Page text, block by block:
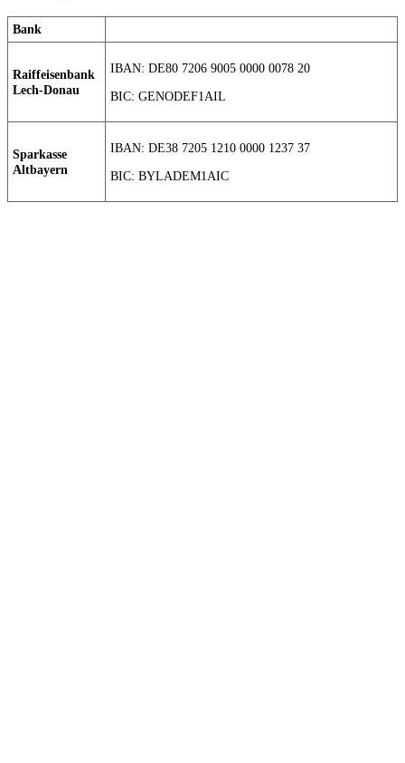
Bank
Raiffeisenbank
Lech-Donau
IBAN: DE80 7206 9005 0000 0078 20
BIC: GENODEF1AIL
Sparkasse
Altbayern
IBAN: DE38 7205 1210 0000 1237 37
BIC: BYLADEM1AIC